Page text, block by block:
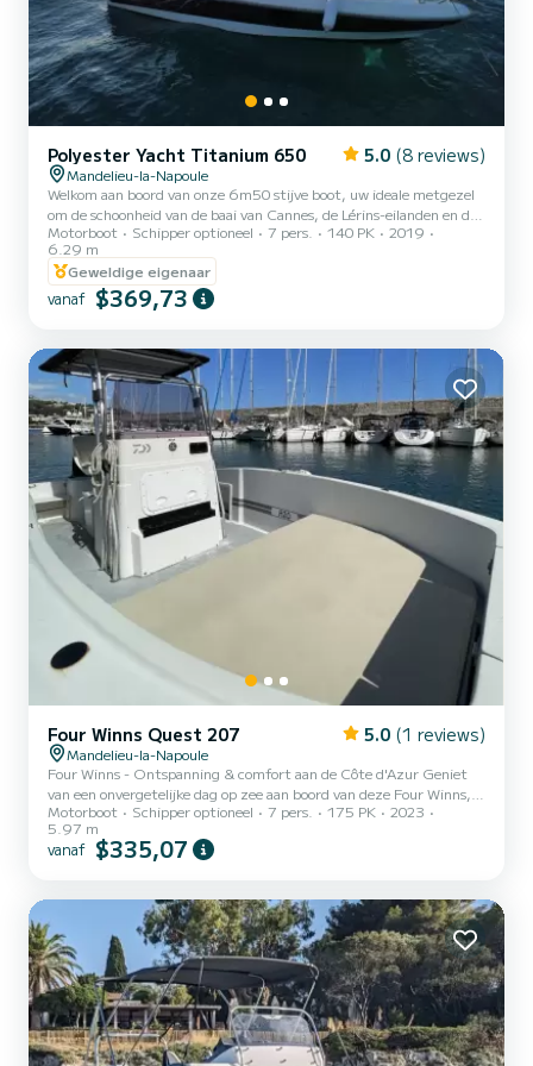
Polyester Yacht Titanium 650 5.0 (8 reviews)
Mandelieu-la-Napoule
Welkom aan boord van onze 6m50 stijve boot, uw ideale metgezel
om de schoonheid van de baai van Cannes, de Lérins-eilanden en de
Estérel te verkennen! Uitgerust met een zuinige 140 pk motor,
stelt onze boot u in staat om in alle rust te varen en optimaal te
genieten van uw boottochten op zee. Voor uw comfort heeft onze
boot een kleine binnenhut, een zonnetent om u te beschermen
tegen de brandende zonnestralen, een douche om u af te spoelen
Motorboot Schipper optioneel 7 pers. 140 PK
2019
6.29 m
Geweldige eigenaar
vanaf $369,73
Four Winns Quest 207 5.0 (1 reviews)
Mandelieu-la-Napoule
Four Winns - Ontspanning & comfort aan de Côte d'Azur Geniet
van een onvergetelijke dag op zee aan boord van deze Four Winns,
een elegant, ruim en perfect geschikt voor uw uitstapjes met
vrienden of familie. Capaciteit: tot 7 personen Krachtige motor
175pk Een zonnedek voor om te ontspannen en een goede maaltijd
Ideaal voor kustwandelingen, zwemmen in baaien of een goede...
Motorboot Schipper optioneel 7 pers. 175 PK
2023
5.97 m
vanaf $335,07